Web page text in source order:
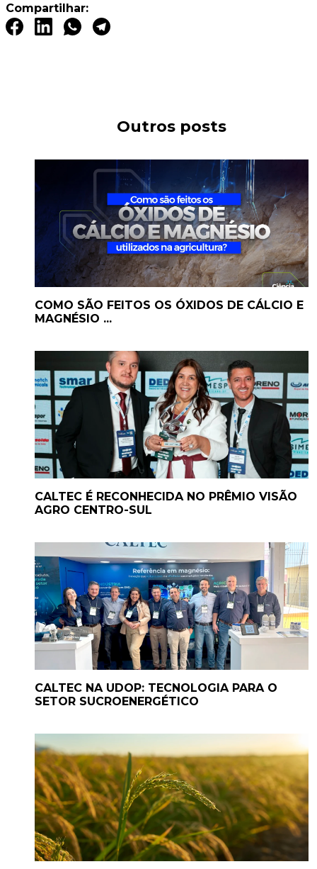
Compartilhar:
Outros posts
COMO SÃO FEITOS OS ÓXIDOS DE CÁLCIO E
MAGNÉSIO ...
CALTEC É RECONHECIDA NO PRÊMIO VISÃO
AGRO CENTRO-SUL
CALTEC NA UDOP: TECNOLOGIA PARA O
SETOR SUCROENERGÉTICO